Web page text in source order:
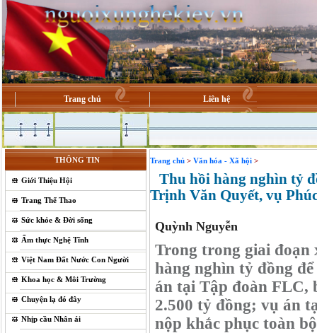
Trang chủ Liên hệ
THÔNG TIN
Giới Thiệu Hội
Trang Thể Thao
Sức khỏe & Đời sống
Ẩm thực Nghệ Tĩnh
Việt Nam Đất Nước Con Người
Khoa học & Môi Trường
Chuyện lạ đó đây
Nhịp cầu Nhân ái
Trang chủ > Văn hóa - Xã hội >
Thu hồi hàng nghìn tỷ
Trịnh Văn Quyết, vụ
Quỳnh Nguyễn
Trong trong giai đoạn
hàng nghìn tỷ đồng
án tại Tập đoàn FLC,
2.500 tỷ đồng; vụ án
nộp khắc phục toàn